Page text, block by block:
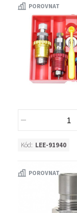
POROVNAT
Kód: LEE-91940
POROVNAT